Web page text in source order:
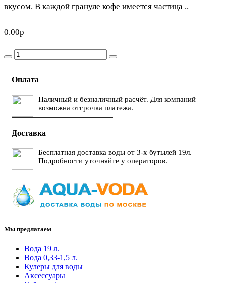
вкусом. В каждой грануле кофе имеется частица ..
0.00р
Оплата
Наличный и безналичный расчёт. Для компаний
возможна отсрочка платежа.
Доставка
Бесплатная доставка воды от 3-х бутылей 19л.
Подробности уточняйте у операторов.
Мы предлагаем
Вода 19 л.
Вода 0,33-1,5 л.
Кулеры для воды
Аксессуары